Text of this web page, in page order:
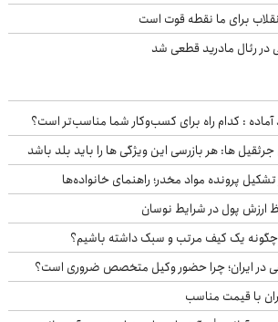
برای ما نقطه قوت است
در رئال مادرید قطعی شد
آماده : کدام راه برای کسب‌وکار شما مناسب‌تر است؟
ها: هر بازرسی این ویژگی ها را باید بلد باشد
ارزش پول در شرایط نوسان
یک کیف مرتب و سبک داشته باشیم؟
در ایران؛ چرا حضور وکیل متخصص ضروری است؟
با قیمت مناسب